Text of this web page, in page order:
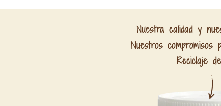
Nuestra calidad y
Nuestros compromisos
Reciclaje